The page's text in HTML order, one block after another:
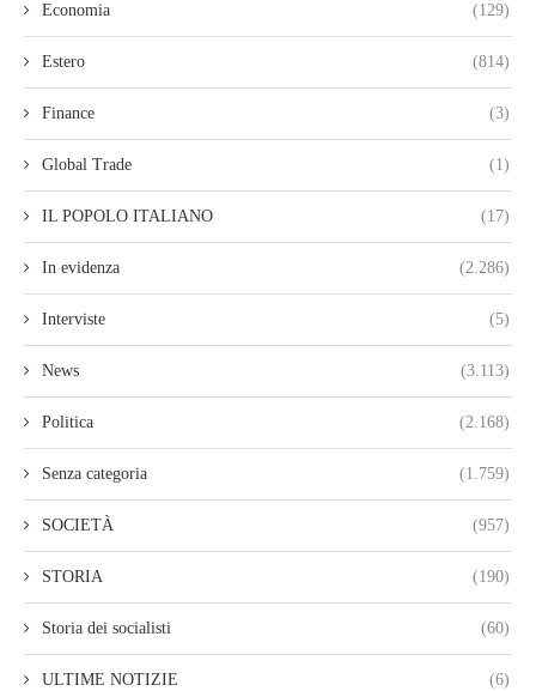
Economia (129)
Estero (814)
Finance (3)
Global Trade (1)
IL POPOLO ITALIANO (17)
In evidenza (2.286)
Interviste (5)
News (3.113)
Politica (2.168)
Senza categoria (1.759)
SOCIETÀ (957)
STORIA (190)
Storia dei socialisti (60)
ULTIME NOTIZIE (6)